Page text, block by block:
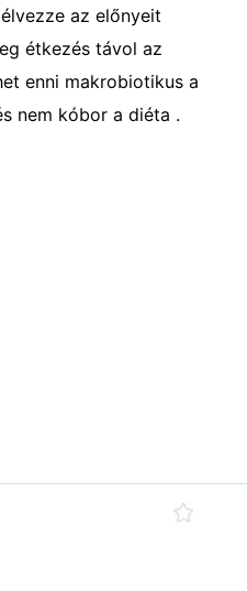
az előnyeit
étkezés távol az
enni makrobiotikus a
nem kóbor a diéta .